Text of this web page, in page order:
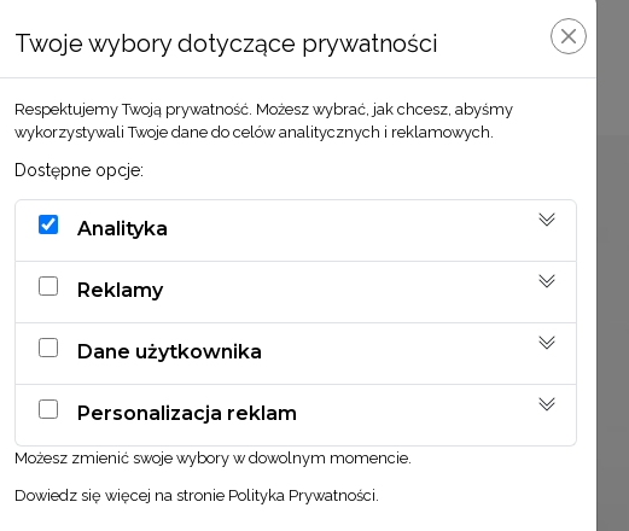
Zobacz również
Twoje wybory dotyczące prywatności
Respektujemy Twoją prywatność. Możesz wybrać, jak chcesz, abyśmy
wykorzystywali Twoje dane do celów analitycznych i reklamowych.
Dostępne opcje:
Analityka
Reklamy
Dane użytkownika
Personalizacja reklam
Możesz zmienić swoje wybory w dowolnym momencie.
Dowiedz się więcej na stronie Polityka Prywatności.